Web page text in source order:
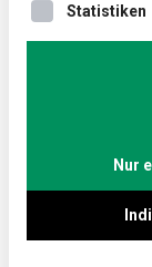
In der
Deutschen
aktuelle
Deutschland
Statistiken
Nur